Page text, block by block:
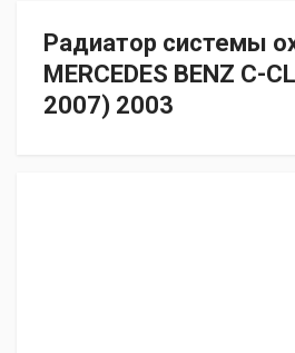
Радиатор системы
MERCEDES BENZ C-
2007) 2003